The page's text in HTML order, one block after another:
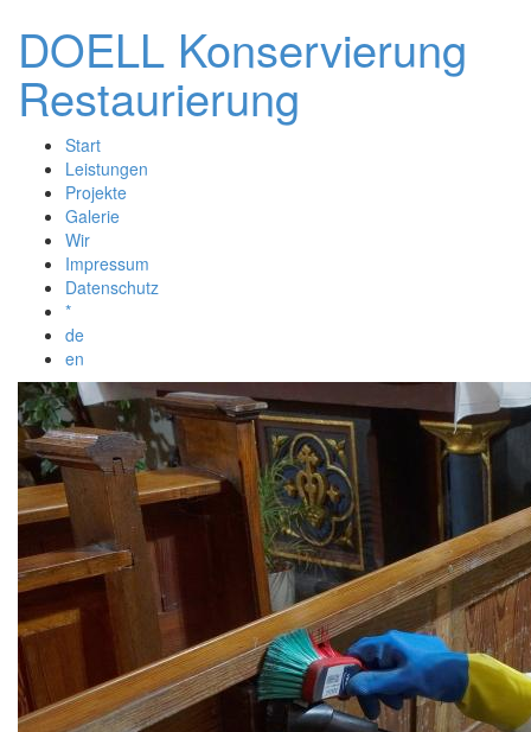
DOELL Konservierung
Restaurierung
Start
Leistungen
Projekte
Galerie
Wir
Impressum
Datenschutz
*
de
en